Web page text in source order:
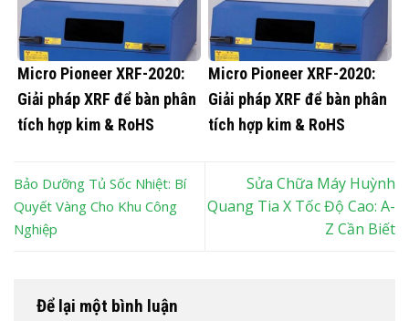
Micro Pioneer XRF-2020:
Giải pháp XRF để bàn phân
tích hợp kim & RoHS
Micro Pioneer XRF-2020:
Giải pháp XRF để bàn phân
tích hợp kim & RoHS
Bảo Dưỡng Tủ Sốc Nhiệt: Bí
Quyết Vàng Cho Khu Công
Nghiệp
Sửa Chữa Máy Huỳnh
Quang Tia X Tốc Độ Cao: A-
Z Cần Biết
Để lại một bình luận